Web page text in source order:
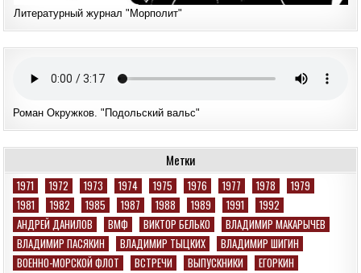
Литературный журнал "Морполит"
Роман Окружков. "Подольский вальс"
Метки
1971 1972 1973 1974 1975 1976 1977 1978
1979
1981
1982 1985 1987 1988 1989 1991
1992
АНДРЕЙ ДАНИЛОВ
ВМФ ВИКТОР БЕЛЬКО
ВЛАДИМИР МАКАРЫЧЕВ
ВЛАДИМИР ПАСЯКИН
ВЛАДИМИР ТЫЦКИХ
ВЛАДИМИР ШИГИН
ВОЕННО-МОРСКОЙ ФЛОТ
ВСТРЕЧИ ВЫПУСКНИКИ ЕГОРКИН